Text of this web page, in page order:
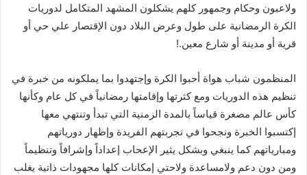
ولاعبون وحكام وجمهور كلهم يشكلون المشهد المتكامل لدوريات
الكرة الرمضانية على طول وعرض البلاد دون الإقتصار علي حي أو
قرية أو مدينة أو شارع معين.!
المنظمون شباب هواة أحبوا الكرة وإجتهدوا بما يملكونه من خبرة في
تنظيم هذه الدوريات ومع كثرتها وإقامتها رمضانياً في كل عام وكأنها
كأس عالم مصغرة قياساً بالمدة الزمنية التي تبدأ وتنتهي معها
إكتسبوا الخبرة ونجحوا في تجربتهم الفريدة وإظهار دورياتهم
ومبارياتهم كما ينبغي وبشكل يثير الإعحاب إعداداً وإشرافاً وتنظيماً
ومن دون دعم ولامساعدة ولاحتي إمكانات كلها مجهودات ذاتية يغلب